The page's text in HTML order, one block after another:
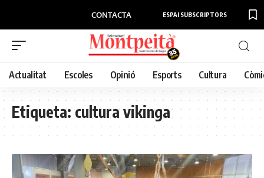
CONTACTA ESPAI SUBSCRIPTORS
Actualitat Escoles Opinió Esports Cultura
Etiqueta:cultura vikinga